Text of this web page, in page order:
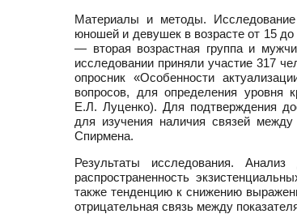
Материалы и методы. Исследование
юношей и девушек в возрасте от 15
— вторая возрастная группа и
исследовании приняли участие 317
опросник «Особенности
вопросов, для определения уровня
Е.Л. Луценко). Для подтверждения
для изучения наличия связей между
Спирмена.
Результаты исследования.
распространенность
также тенденцию к снижению
отрицательная связь между